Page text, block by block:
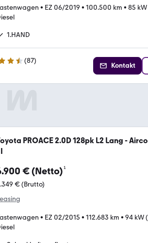
• EZ 06/2019 • 100.500 km • 85 kW
1.HAND
(87)
Kontakt
PROACE 2.0D 128pk L2 Lang -
€ (Netto)¹
€ (Brutto)
• EZ 02/2015 • 112.683 km • 94 kW